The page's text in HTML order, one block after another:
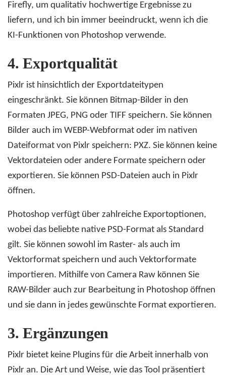
Firefly, um qualitativ hochwertige Ergebnisse zu
liefern, und ich bin immer beeindruckt, wenn ich die
KI-Funktionen von Photoshop verwende.
4.Exportqualität
Pixlr ist hinsichtlich der Exportdateitypen
eingeschränkt. Sie können Bitmap-Bilder in den
Formaten JPEG, PNG oder TIFF speichern. Sie können
Bilder auch im WEBP-Webformat oder im nativen
Dateiformat von Pixlr speichern: PXZ. Sie können keine
Vektordateien oder andere Formate speichern oder
exportieren. Sie können PSD-Dateien auch in Pixlr
öffnen.
Photoshop verfügt über zahlreiche Exportoptionen,
wobei das beliebte native PSD-Format als Standard
gilt. Sie können sowohl im Raster- als auch im
Vektorformat speichern und auch Vektorformate
importieren. Mithilfe von Camera Raw können Sie
RAW-Bilder auch zur Bearbeitung in Photoshop öffnen
und sie dann in jedes gewünschte Format exportieren.
3.Ergänzungen
Pixlr bietet keine Plugins für die Arbeit innerhalb von
Pixlr an. Die Art und Weise, wie das Tool präsentiert